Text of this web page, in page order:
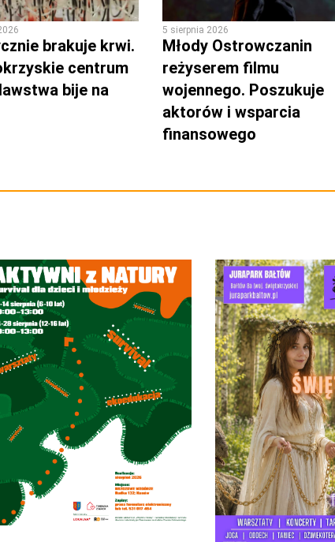
brakuje krwi.
centrum
bije na
5 sierpnia 2026
Młody Ostrowczanin
reżyserem filmu
wojennego. Poszukuje
aktorów i wsparcia
finansowego